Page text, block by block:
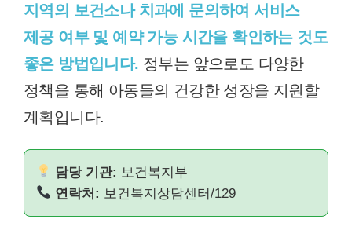
지역의 보건소나 치과에 문의하여 서비스
제공 여부 및 예약 가능 시간을 확인하는 것도
좋은 방법입니다. 정부는 앞으로도 다양한
정책을 통해 아동들의 건강한 성장을 지원할
계획입니다.
담당 기관: 보건복지부
연락처: 보건복지상담센터/129